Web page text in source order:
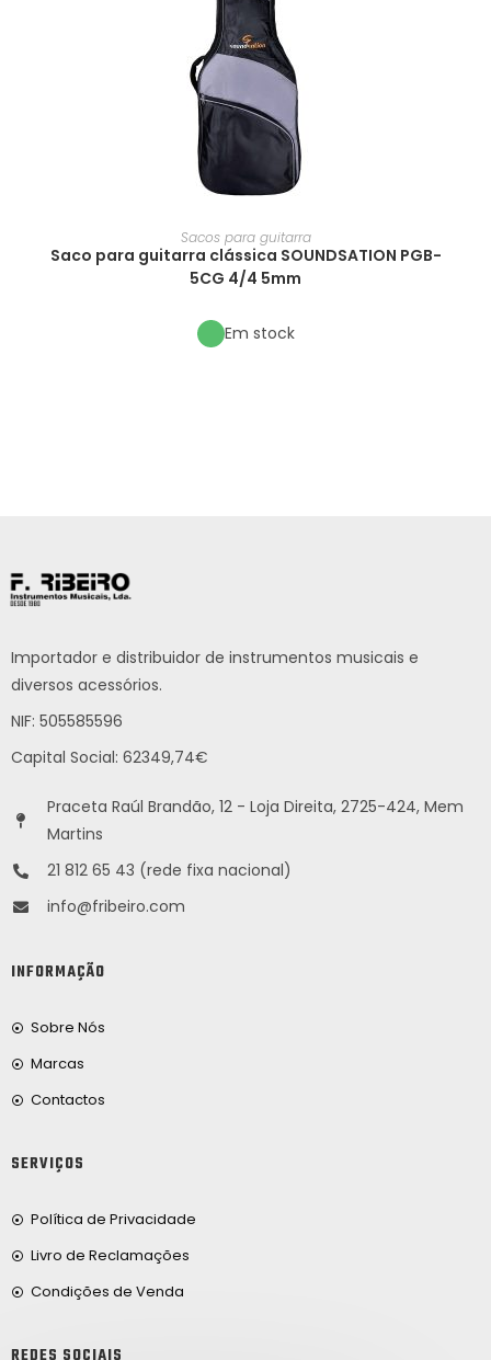
Sacos para guitarra
Saco para guitarra clássica SOUNDSATION PGB-
5CG 4/4 5mm
Em stock
Importador e distribuidor de instrumentos musicais e
diversos acessórios.
NIF: 505585596
Capital Social: 62349,74€
Praceta Raúl Brandão, 12 - Loja Direita, 2725-424, Mem
Martins
21 812 65 43 (rede fixa nacional)
info@fribeiro.com
INFORMAÇÃO
Sobre Nós
Marcas
Contactos
SERVIÇOS
Política de Privacidade
Livro de Reclamações
Condições de Venda